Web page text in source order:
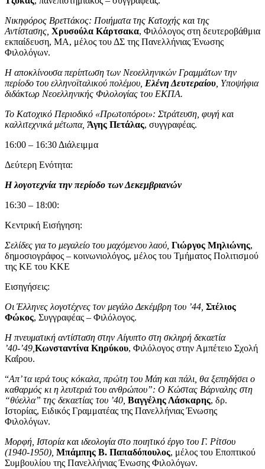
Νικηφόρος Βρεττάκος: Ποιήματα της Κατοχής και της
Αντίστασης, Χρυσούλα Κάρτσακα, Φιλόλογος στη δευτεροβάθμια
εκπαίδευση, ΜΑ, μέλος του ΔΣ της Πανελλήνιας Ένωσης
Φιλολόγων.
Η αποκλίνουσα περίπτωση των Νεοελληνικών Γραμμάτων την
περίοδο του ελληνοϊταλικού πολέμου, Ελένη Δευτεραίου, Υποψήφια
διδάκτωρ Νεοελληνικής Φιλολογίας του ΕΚΠΑ.
Το Κατοχικό Περιοδικό «Πρωτοπόροι»: Στράτευση, φυγή και
καλλιτεχνικά μέτωπα, Άγης Πετάλας, συγγραφέας.
16:00 – 16:30 Διάλειμμα
Δεύτερη Ενότητα:
Η λογοτεχνία την περίοδο των Δεκεμβριανών
16:30 – 18:00:
Κεντρική Εισήγηση:
Σελίδες για το μεγαλείο του μαχόμενου λαού, Γιώργος Μηλιώνης,
δημοσιογράφος – κοινωνιολόγος, μέλος του Τμήματος Πολιτισμού
της ΚΕ του ΚΚΕ
Εισηγήσεις:
Οι Έλληνες λογοτέχνες τον μεγάλο Δεκέμβρη του ’44, Στέλιος
Φώκος, Συγγραφέας – Φιλόλογος.
Η πνευματική αντίσταση στην Αίγυπτο στη σκληρή δεκαετία
’40-’49,Κωνσταντίνα Κηρύκου, Φιλόλογος στην Αμπέτειο Σχολή
Καΐρου.
“Απ’ τα ιερά τους κόκαλα, πρώτη του Μάη και πάλι, θα ξεπηδήσει ο
καθαρμός κι η λευτεριά του ανθρώπου”: Ο Κώστας Βάρναλης στη
“θύελλα” της δεκαετίας του ’40, Βαγγέλης Λάσκαρης, δρ.
Ιστορίας, Ειδικός Γραμματέας της Πανελλήνιας Ένωσης
Φιλολόγων.
Μορφή, Ιστορία και ιδεολογία στο ποιητικό έργο του Γ. Ρίτσου
(1940-1950), Μπάμπης Β. Παπαδόπουλος, μέλος του Εποπτικού
Συμβουλίου της Πανελλήνιας Ένωσης Φιλολόγων.